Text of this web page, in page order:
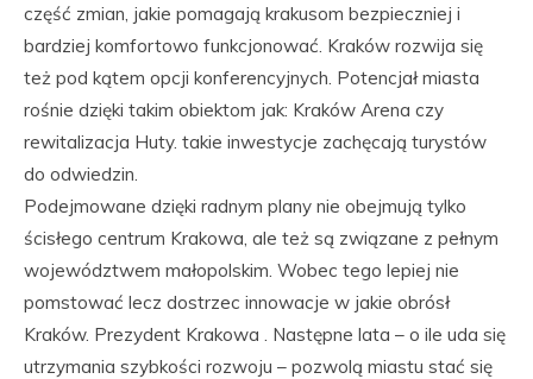
część zmian, jakie pomagają krakusom bezpieczniej i
bardziej komfortowo funkcjonować. Kraków rozwija się
też pod kątem opcji konferencyjnych. Potencjał miasta
rośnie dzięki takim obiektom jak: Kraków Arena czy
rewitalizacja Huty. takie inwestycje zachęcają turystów
do odwiedzin.
Podejmowane dzięki radnym plany nie obejmują tylko
ścisłego centrum Krakowa, ale też są związane z pełnym
województwem małopolskim. Wobec tego lepiej nie
pomstować lecz dostrzec innowacje w jakie obrósł
Kraków. Prezydent Krakowa . Następne lata – o ile uda się
utrzymania szybkości rozwoju – pozwolą miastu stać się